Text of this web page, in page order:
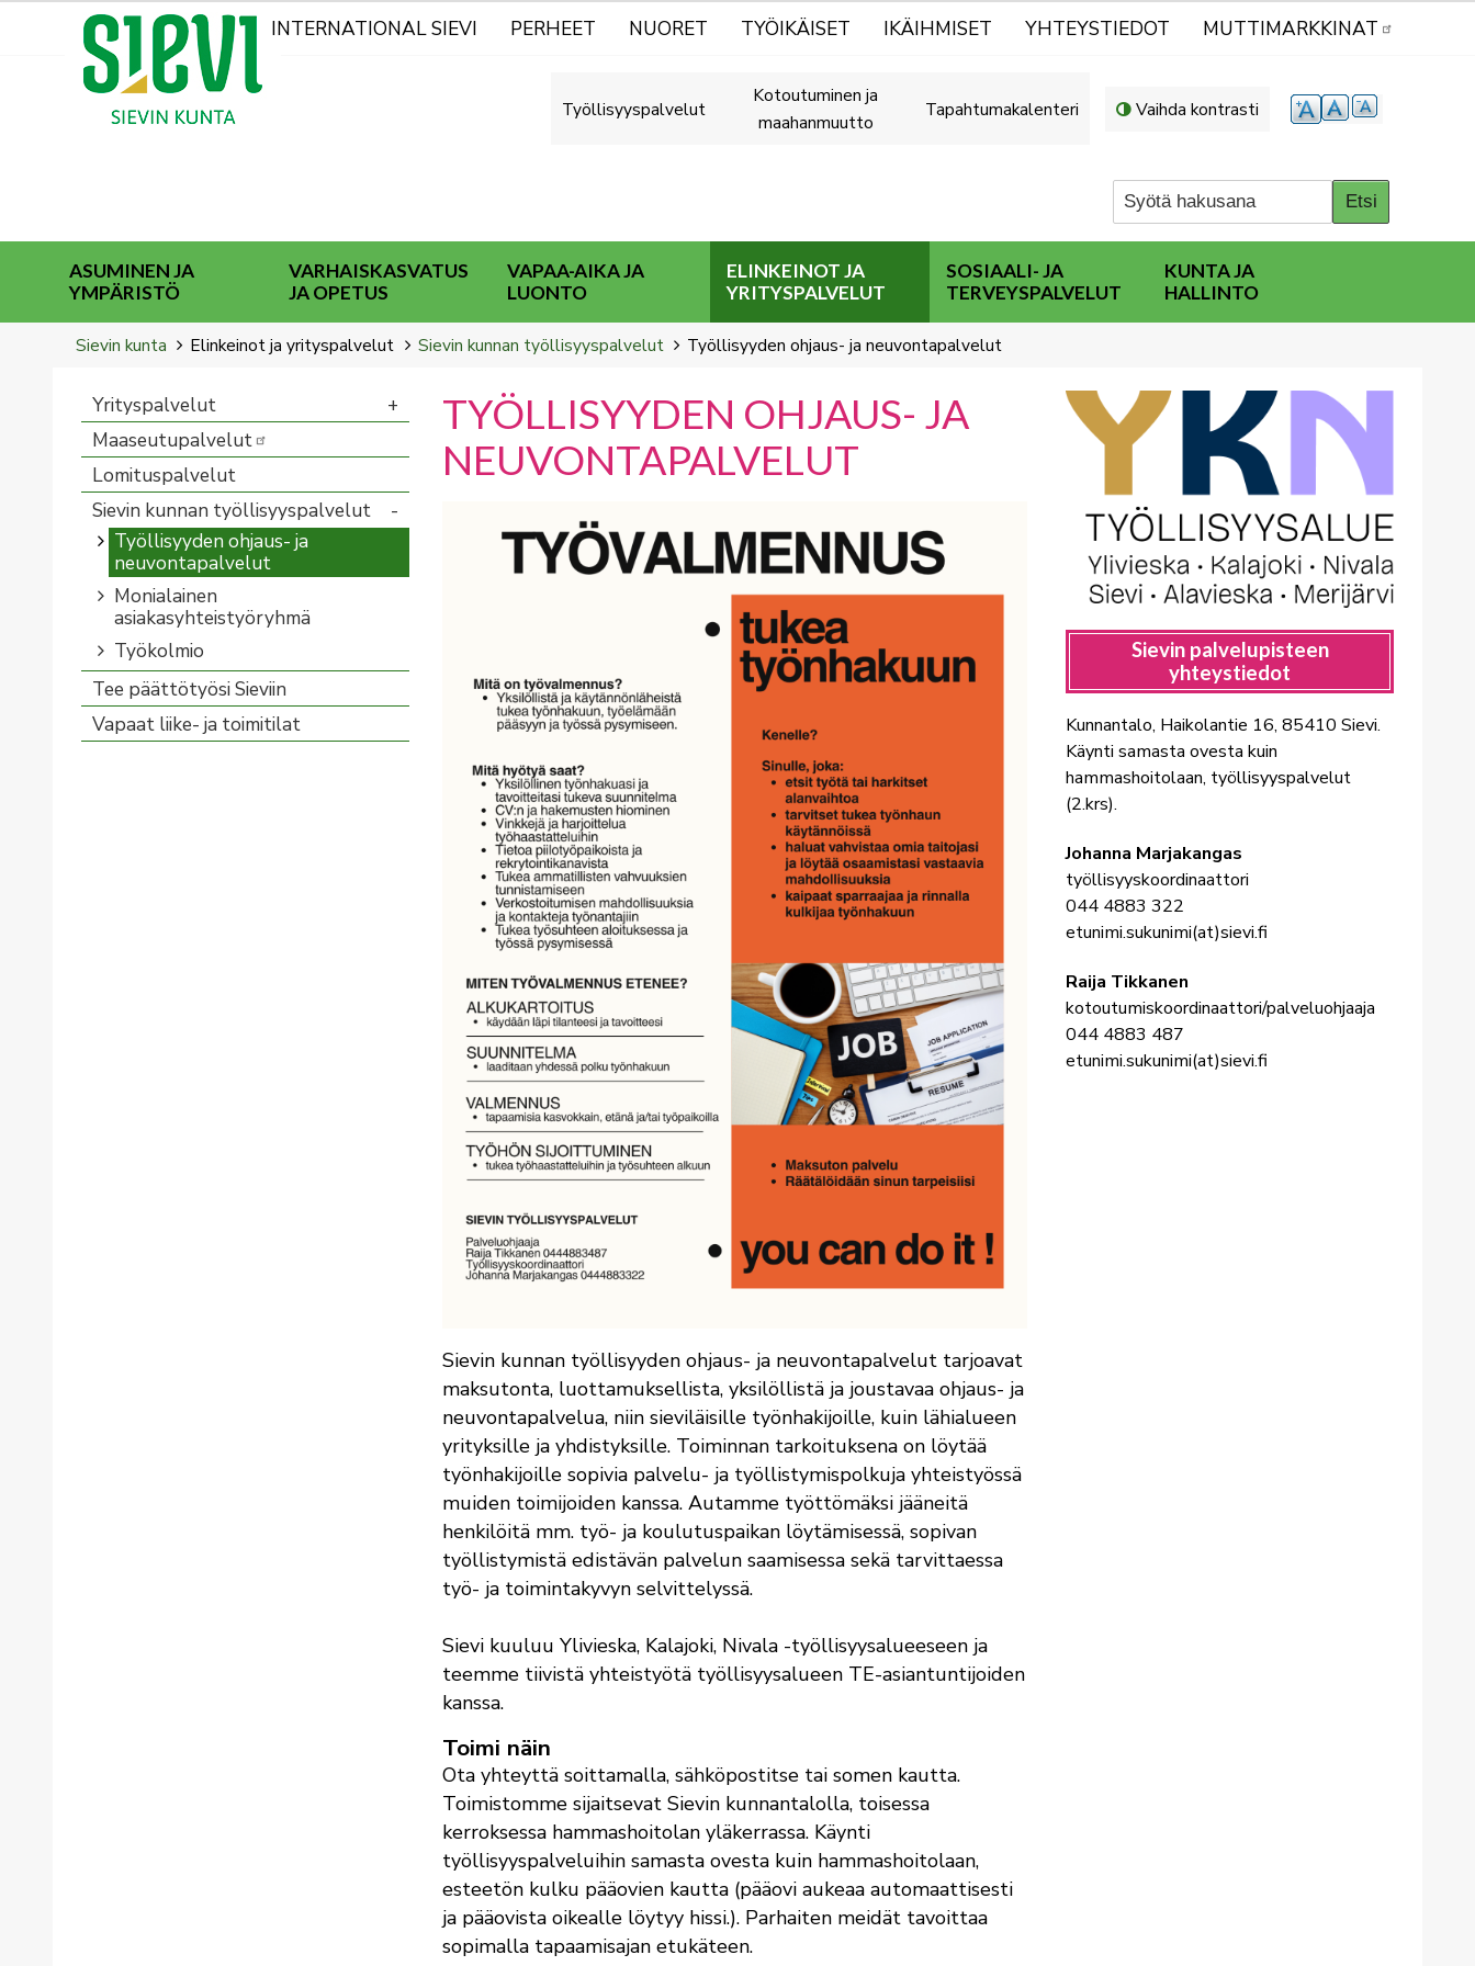
Kohderyhmät
INTERNATIONAL SIEVI PERHEET NUORET TYÖIKÄISET IKÄIHMISET YHTEYSTIEDOT MUTTIMARKKINAT
Työllisyyspalvelut
Kotoutuminen ja
maahanmuutto
Tapahtumakalenteri Vaihda kontrasti
ASUMINEN JA
YMPÄRISTÖ
VARHAISKASVATUS
JA OPETUS
VAPAA-AIKA JA
LUONTO
ELINKEINOT JA
YRITYSPALVELUT
SOSIAALI- JA
TERVEYSPALVELUT
KUNTA JA
HALLINTO
Breadcrumbs
You
here:
Sievin kunta Elinkeinot ja yrityspalvelut Sievin kunnan työllisyyspalvelut Työllisyyden ohjaus- ja neuvontapalvelut
Yrityspalvelut
Maaseutupalvelut
Lomituspalvelut
Sievin kunnan työllisyyspalvelut
Työllisyyden ohjaus- ja
neuvontapalvelut
Monialainen
asiakasyhteistyöryhmä
Työkolmio
Tee päättötyösi Sieviin
Vapaat liike- ja toimitilat
TYÖLLISYYDEN OHJAUS- JA
NEUVONTAPALVELUT
Sievin kunnan työllisyyden ohjaus- ja neuvontapalvelut tarjoavat
maksutonta, luottamuksellista, yksilöllistä ja joustavaa ohjaus- ja
neuvontapalvelua, niin sieviläisille työnhakijoille, kuin lähialueen
yrityksille ja yhdistyksille. Toiminnan tarkoituksena on löytää
työnhakijoille sopivia palvelu- ja työllistymispolkuja yhteistyössä
muiden toimijoiden kanssa. Autamme työttömäksi jääneitä
henkilöitä mm. työ- ja koulutuspaikan löytämisessä, sopivan
työllistymistä edistävän palvelun saamisessa sekä tarvittaessa
työ- ja toimintakyvyn selvittelyssä.
Sievi kuuluu Ylivieska, Kalajoki, Nivala -työllisyysalueeseen ja
teemme tiivistä yhteistyötä työllisyysalueen TE-asiantuntijoiden
kanssa.
Toimi näin
Ota yhteyttä soittamalla, sähköpostitse tai somen kautta.
Toimistomme sijaitsevat Sievin kunnantalolla, toisessa
kerroksessa hammashoitolan yläkerrassa. Käynti
työllisyyspalveluihin samasta ovesta kuin hammashoitolaan,
esteetön kulku pääovien kautta (pääovi aukeaa automaattisesti
ja pääovista oikealle löytyy hissi.). Parhaiten meidät tavoittaa
sopimalla tapaamisajan etukäteen.
Sievin palvelupisteen
yhteystiedot
Kunnantalo, Haikolantie 16, 85410 Sievi.
Käynti samasta ovesta kuin
hammashoitolaan, työllisyyspalvelut
(2.krs).
Johanna Marjakangas
työllisyyskoordinaattori
044 4883 322
etunimi.sukunimi(at)sievi.fi
Raija Tikkanen
kotoutumiskoordinaattori/palveluohjaaja
044 4883 487
etunimi.sukunimi(at)sievi.fi